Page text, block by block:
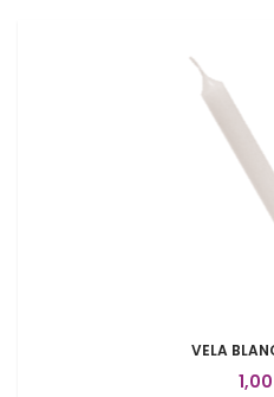
VELA